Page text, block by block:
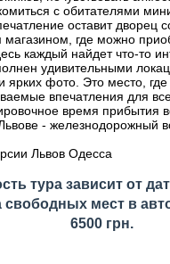
с обитателями
оставит дворец
магазином, где можно
каждый найдет что-то
удивительными
ярких фото. Это место,
впечатления для
время прибытия
- железнодорожный
тура зависит от
свободных мест в
6500 грн.